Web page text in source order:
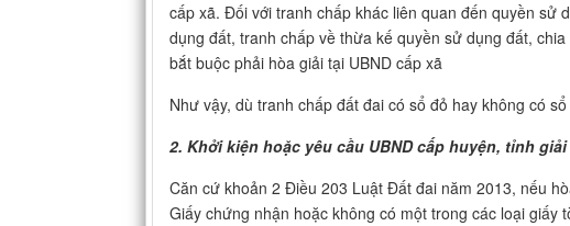
cấp xã. Đối với tranh chấp khác liên quan đến quyền sử
dụng đất, tranh chấp về thừa kế quyền sử dụng đất,
bắt buộc phải hòa giải tại UBND cấp xã
Như vậy, dù tranh chấp đất đai có sổ đỏ hay không có
2. Khởi kiện hoặc yêu cầu UBND cấp huyện, tỉnh
Căn cứ khoản 2 Điều 203 Luật Đất đai năm 2013, nếu
Giấy chứng nhận hoặc không có một trong các loại